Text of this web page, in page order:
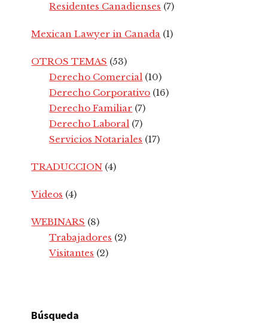
Residentes Canadienses (7)
Mexican Lawyer in Canada (1)
OTROS TEMAS (53)
Derecho Comercial (10)
Derecho Corporativo (16)
Derecho Familiar (7)
Derecho Laboral (7)
Servicios Notariales (17)
TRADUCCION (4)
Videos (4)
WEBINARS (8)
Trabajadores (2)
Visitantes (2)
Búsqueda